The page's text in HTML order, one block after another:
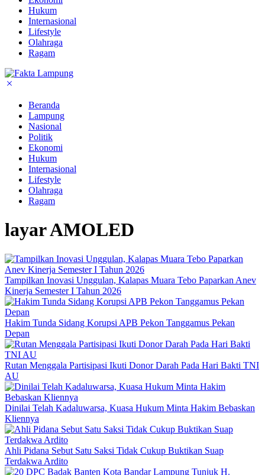
Hukum
Internasional
Lifestyle
Olahraga
Ragam
Beranda
Lampung
Nasional
Politik
Ekonomi
Hukum
Internasional
Lifestyle
Olahraga
Ragam
layar AMOLED
Tampilkan Inovasi Unggulan, Kalapas Muara Tebo Paparkan Anev
Kinerja Semester I Tahun 2026
Hakim Tunda Sidang Korupsi APB Pekon Tanggamus Pekan
Depan
Rutan Menggala Partisipasi Ikuti Donor Darah Pada Hari Bakti TNI
AU
Dinilai Telah Kadaluwarsa, Kuasa Hukum Minta Hakim Bebaskan
Kliennya
Ahli Pidana Sebut Satu Saksi Tidak Cukup Buktikan Suap
Terdakwa Ardito